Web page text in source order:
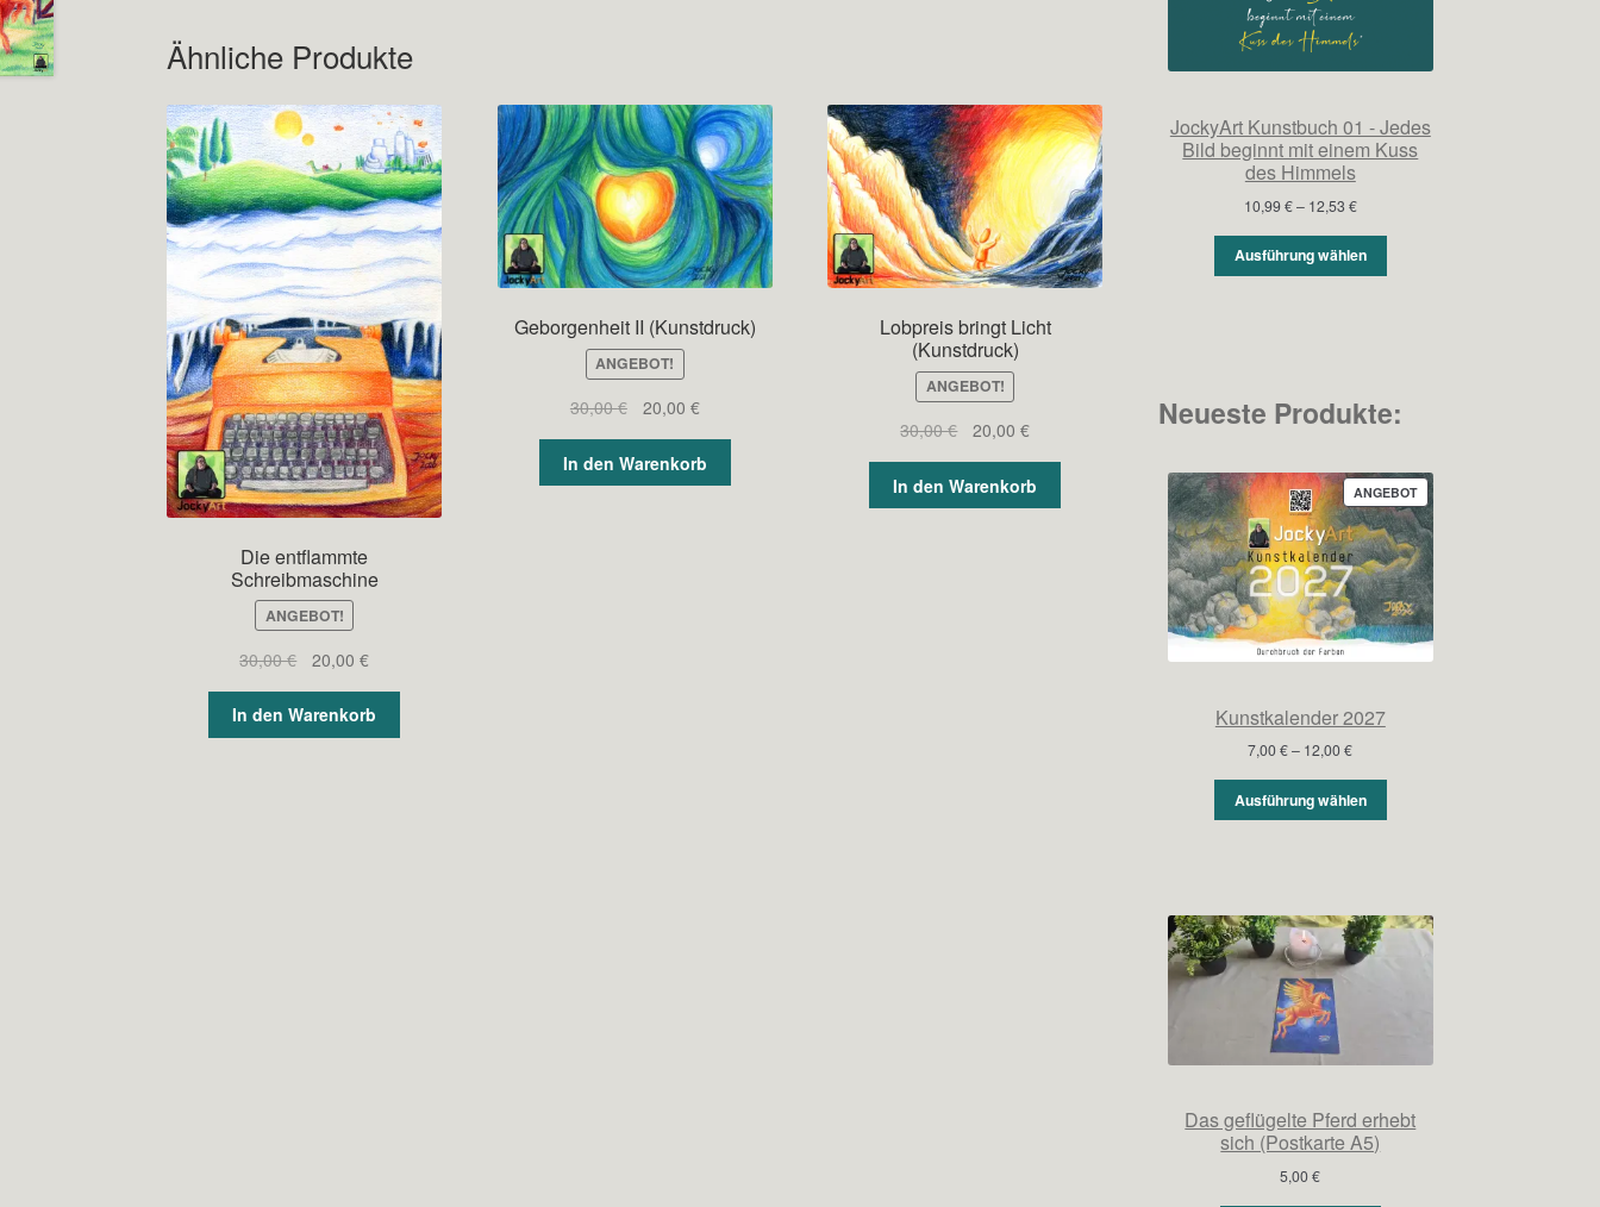
Ähnliche Produkte
Die entflammte
Schreibmaschine
ANGEBOT!
30,00€
Ursprünglicher
war:
30,00 €
20,00 €Aktueller
ist:
20,00 €.
In den Warenkorb
Geborgenheit II (Kunstdruck)
ANGEBOT!
30,00€
Ursprünglicher
war:
30,00 €
20,00 €Aktueller
ist:
20,00 €.
In den Warenkorb
Lobpreis bringt Licht
(Kunstdruck)
ANGEBOT!
30,00€
Ursprünglicher
war:
30,00 €
20,00€Aktueller
ist:
20,00 €.
In den Warenkorb
JockyArt Kunstbuch 01 - Jedes
Bild beginnt mit einem Kuss
des Himmels
10,99€– 12,53 €Preisspanne:
bis
12,53 €
Ausführung wählen
Neueste Produkte:
ANGEBOTPRODUKT
IM
ANGEBOT
Kunstkalender 2027
7,00€– 12,00€Preisspanne:
bis
12,00 €
Ausführung wählen
Das geflügelte Pferd erhebt
sich (Postkarte A5)
5,00€